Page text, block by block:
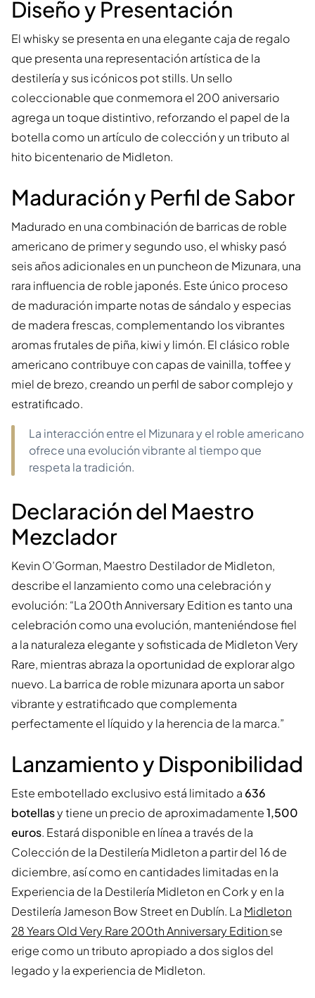
Diseño y Presentación
El whisky se presenta en una elegante caja de regalo
que presenta una representación artística de la
destilería y sus icónicos pot stills. Un sello
coleccionable que conmemora el 200 aniversario
agrega un toque distintivo, reforzando el papel de la
botella como un artículo de colección y un tributo al
hito bicentenario de Midleton.
Maduración y Perfil de Sabor
Madurado en una combinación de barricas de roble
americano de primer y segundo uso, el whisky pasó
seis años adicionales en un puncheon de Mizunara, una
rara influencia de roble japonés. Este único proceso
de maduración imparte notas de sándalo y especias
de madera frescas, complementando los vibrantes
aromas frutales de piña, kiwi y limón. El clásico roble
americano contribuye con capas de vainilla, toffee y
miel de brezo, creando un perfil de sabor complejo y
estratificado.
La interacción entre el Mizunara y el roble americano
ofrece una evolución vibrante al tiempo que
respeta la tradición.
Declaración del Maestro
Mezclador
Kevin O’Gorman, Maestro Destilador de Midleton,
describe el lanzamiento como una celebración y
evolución: “La 200th Anniversary Edition es tanto una
celebración como una evolución, manteniéndose fiel
a la naturaleza elegante y sofisticada de Midleton Very
Rare, mientras abraza la oportunidad de explorar algo
nuevo. La barrica de roble mizunara aporta un sabor
vibrante y estratificado que complementa
perfectamente el líquido y la herencia de la marca.”
Lanzamiento y Disponibilidad
Este embotellado exclusivo está limitado a 636
botellasy tiene un precio de aproximadamente1,500
euros. Estará disponible en línea a través de la
Colección de la Destilería Midleton a partir del 16 de
diciembre, así como en cantidades limitadas en la
Experiencia de la Destilería Midleton en Cork y en la
Destilería Jameson Bow Street en Dublín. La Midleton
28 Years Old Very Rare 200th Anniversary Edition se
erige como un tributo apropiado a dos siglos del
legado y la experiencia de Midleton.